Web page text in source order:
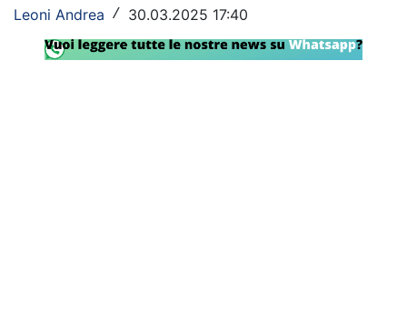
Tennis
Vela
Leoni Andrea / 30.03.2025 17:40